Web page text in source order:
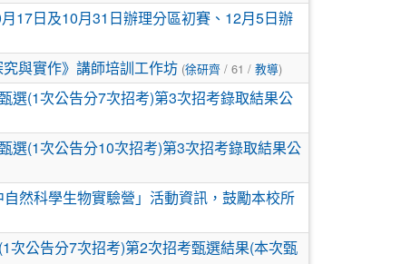
17日及10月31日辦理分區初賽、12月5日辦
與實作》講師培訓工作坊 (徐研齊/ 61 / 教導)
選(1次公告分7次招考)第3次招考錄取結果公
選(1次公告分10次招考)第3次招考錄取結果公
然科學生物實驗營」活動資訊，鼓勵本校所
公告分7次招考)第2次招考甄選結果(本次甄